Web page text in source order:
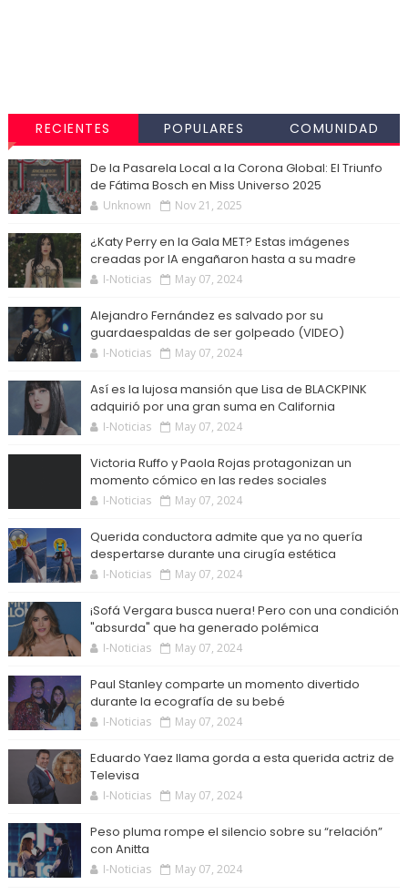
RECIENTES POPULARES COMUNIDAD
De la Pasarela Local a la Corona Global: El Triunfo
de Fátima Bosch en Miss Universo 2025
Unknown Nov 21, 2025
¿Katy Perry en la Gala MET? Estas imágenes
creadas por IA engañaron hasta a su madre
I-Noticias May 07, 2024
Alejandro Fernández es salvado por su
guardaespaldas de ser golpeado (VIDEO)
I-Noticias May 07, 2024
Así es la lujosa mansión que Lisa de BLACKPINK
adquirió por una gran suma en California
I-Noticias May 07, 2024
Victoria Ruffo y Paola Rojas protagonizan un
momento cómico en las redes sociales
I-Noticias May 07, 2024
Querida conductora admite que ya no quería
despertarse durante una cirugía estética
I-Noticias May 07, 2024
¡Sofá Vergara busca nuera! Pero con una condición
"absurda" que ha generado polémica
I-Noticias May 07, 2024
Paul Stanley comparte un momento divertido
durante la ecografía de su bebé
I-Noticias May 07, 2024
Eduardo Yaez llama gorda a esta querida actriz de
Televisa
I-Noticias May 07, 2024
Peso pluma rompe el silencio sobre su “relación”
con Anitta
I-Noticias May 07, 2024